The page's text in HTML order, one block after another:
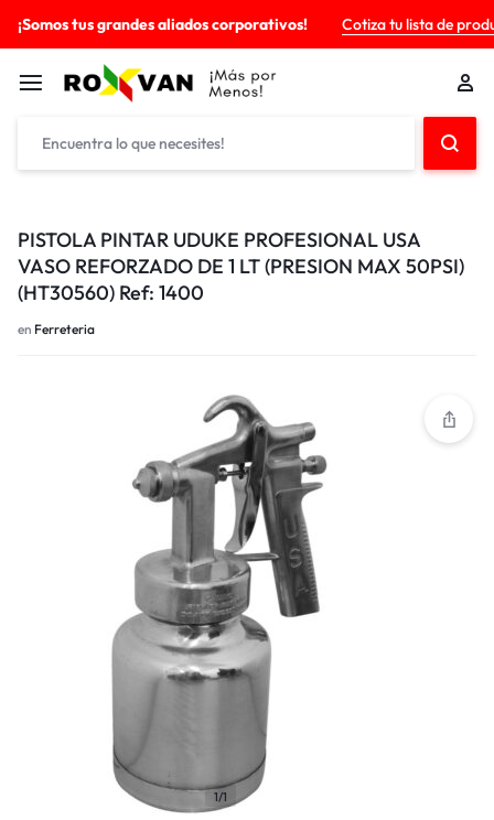
¡Somos tus grandes aliados corporativos! Cotiza tu lista de
PISTOLA PINTAR UDUKE PROFESIONAL USA
VASO REFORZADO DE 1 LT (PRESION MAX 50PSI)
(HT30560) Ref: 1400
en Ferreteria
1/1